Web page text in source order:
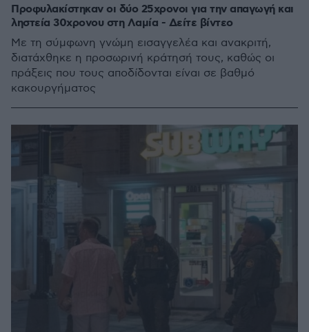
Προφυλακίστηκαν οι δύο 25χρονοι για την απαγωγή και
ληστεία 30χρονου στη Λαμία - Δείτε βίντεο
Με τη σύμφωνη γνώμη εισαγγελέα και ανακριτή,
διατάχθηκε η προσωρινή κράτησή τους, καθώς οι
πράξεις που τους αποδίδονται είναι σε βαθμό
κακουργήματος